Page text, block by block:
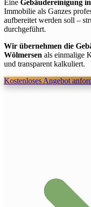
Eine Gebäudereinigung
Immobilie als Ganzes
aufbereitet werden soll –
durchgeführt.
Wir übernehmen die
Wölmersen als einmalige
und transparent kalkuliert.
Kostenloses Angebot